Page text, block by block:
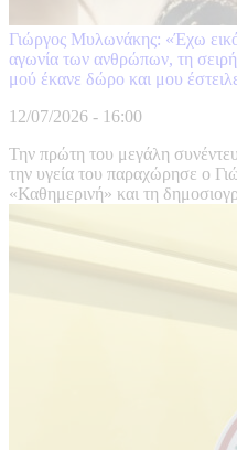
Γιώργος Μυλωνάκης: «Έχω
αγωνία των ανθρώπων, τη
μού έκανε δώρο και μου
12/07/2026 - 16:00
Την πρώτη του μεγάλη
την υγεία του παραχώρησε ο
«Καθημερινή» και τη